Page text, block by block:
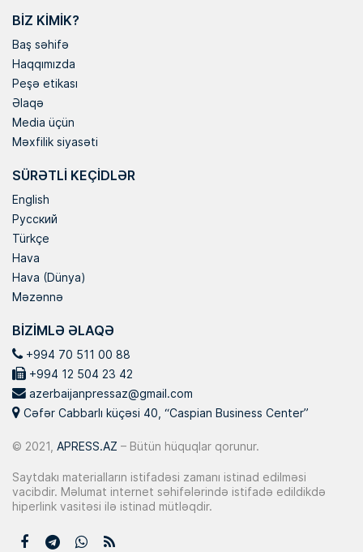
BIZ KIMIK?
Baş səhifə
Haqqımızda
Peşə etikası
Əlaqə
Media üçün
Məxfilik siyasəti
SÜRƏTLI KEÇIDLƏR
English
Русский
Türkçe
Hava
Hava (Dünya)
Məzənnə
BIZIMLƏ ƏLAQƏ
+994 70 511 00 88
+994 12 504 23 42
azerbaijanpressaz@gmail.com
Cəfər Cabbarlı küçəsi 40, “Caspian Business Center”
© 2021, APRESS.AZ – Bütün hüquqlar qorunur.
Saytdakı materialların istifadəsi zamanı istinad edilməsi
vacibdir. Məlumat internet səhifələrində istifadə edildikdə
hiperlink vasitəsi ilə istinad mütləqdir.